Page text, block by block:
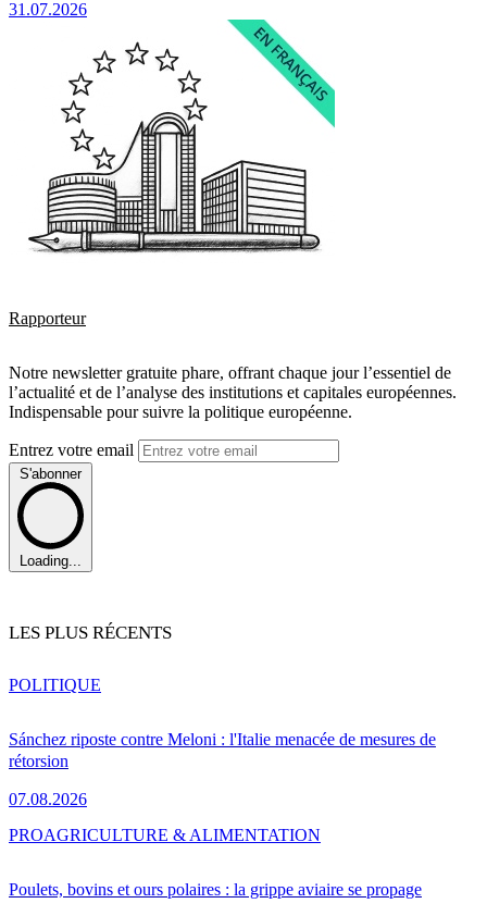
31.07.2026
Rapporteur
Notre newsletter gratuite phare, offrant chaque jour l’essentiel de
l’actualité et de l’analyse des institutions et capitales européennes.
Indispensable pour suivre la politique européenne.
Entrez votre email
S'abonner
Loading...
LES PLUS RÉCENTS
Sánchez riposte contre Meloni : l'Italie menacée de mesures de
rétorsion
07.08.2026
POLITIQUE
Poulets, bovins et ours polaires : la grippe aviaire se propage
PROAGRICULTURE & ALIMENTATION